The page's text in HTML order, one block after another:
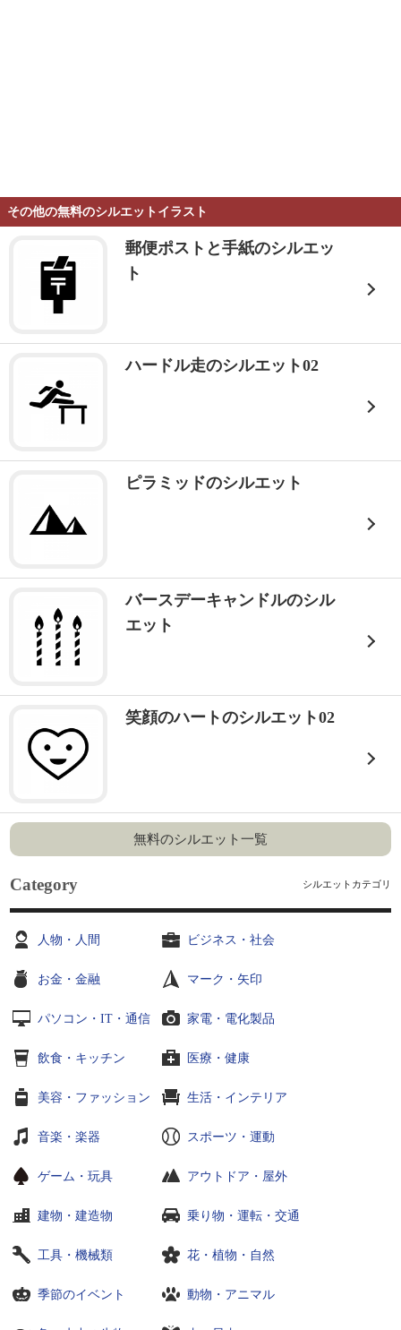
その他の無料のシルエットイラスト
郵便ポストと手紙のシルエッ
ト
ハードル走のシルエット02
ピラミッドのシルエット
バースデーキャンドルのシル
エット
笑顔のハートのシルエット02
無料のシルエット一覧
Category シルエットカテゴリ
人物・人間 ビジネス・社会
お金・金融 マーク・矢印
パソコン・IT・通信 家電・電化製品
飲食・キッチン 医療・健康
美容・ファッション 生活・インテリア
音楽・楽器 スポーツ・運動
ゲーム・玩具 アウトドア・屋外
建物・建造物 乗り物・運転・交通
工具・機械類 花・植物・自然
季節のイベント 動物・アニマル